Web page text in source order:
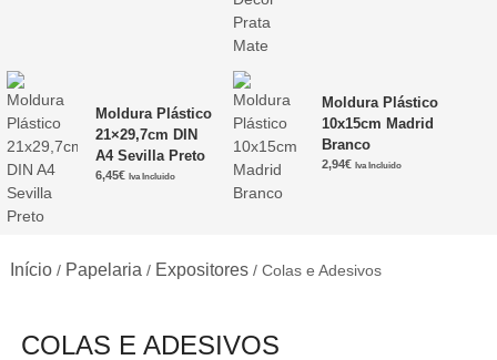
Moldura Plástico
21×29,7cm DIN
A4 Sevilla Preto
6,45€ Iva Incluido
Moldura Plástico
10x15cm Madrid
Branco
2,94€ Iva Incluido
Início/ Papelaria / Expositores/ Colas e Adesivos
COLAS E ADESIVOS